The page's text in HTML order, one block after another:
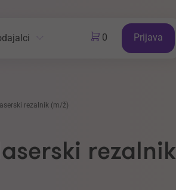
0 Prijava
rezalnik (m/ž)
rezalnik